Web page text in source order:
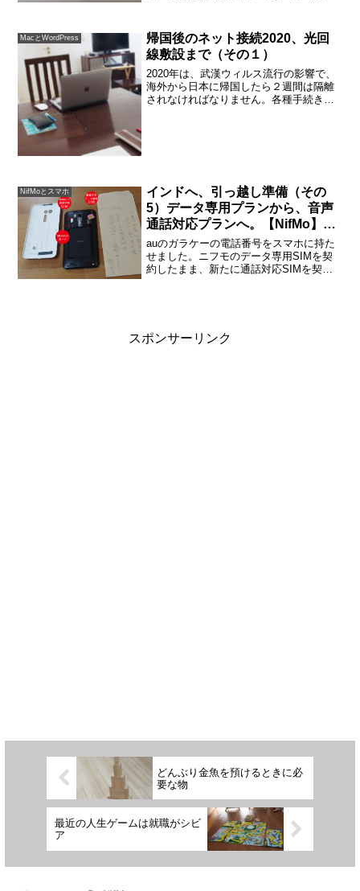
明、数枚のプリント、SIMのみ。シンプ
ルです。simが届...
MacとWordPress
帰国後のネット接続2020、光回
線敷設まで（その１）
2020年は、武漢ウィルス流行の影響で、
海外から日本に帰国したら２週間は隔離
されなければなりません。各種手続き
NifMoとスマホ
インドへ、引っ越し準備（その
5）データ専用プランから、音声
通話対応プランへ。【NifMo】
SIMを返却する
auのガラケーの電話番号をスマホに持た
せました。ニフモのデータ専用SIMを契
約したまま、新たに通話対応SIMを契
スポンサーリンク
どんぶり金魚を預けるときに必
要な物
最近の人生ゲームは就職がシビ
ア